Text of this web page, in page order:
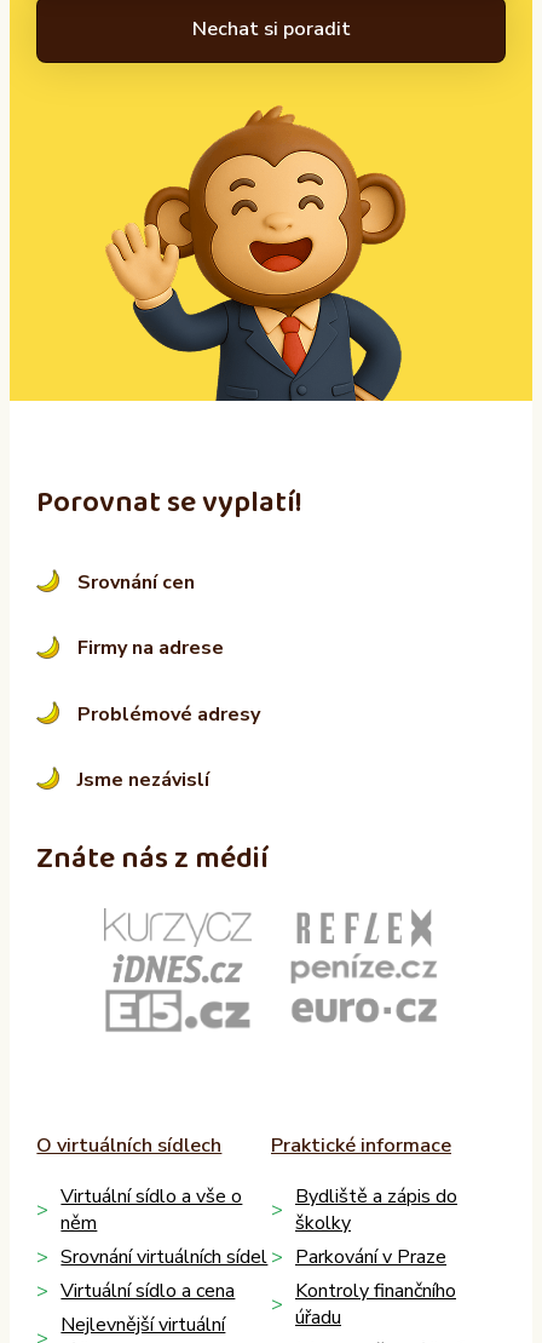
:
Porovnat se vyplatí!
Srovnání cen
Firmy na adrese
Problémové adresy
Jsme nezávislí
Znáte nás z médií
O virtuálních sídlech
Virtuální sídlo a vše o
něm
Srovnání virtuálních sídel
Virtuální sídlo a cena
Nejlevnější virtuální
Praktické informace
Bydliště a zápis do
školky
Parkování v Praze
Kontroly finančního
úřadu